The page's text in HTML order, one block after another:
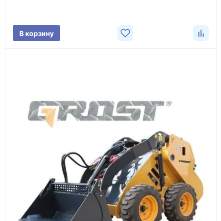
стоимость товара и ориентировочную стоимость
доставки.
Счёт и оплата
Согласовываем условия, готовим счёт, договор
или спецификацию и принимаем оплату по
реквизитам.
В корзину